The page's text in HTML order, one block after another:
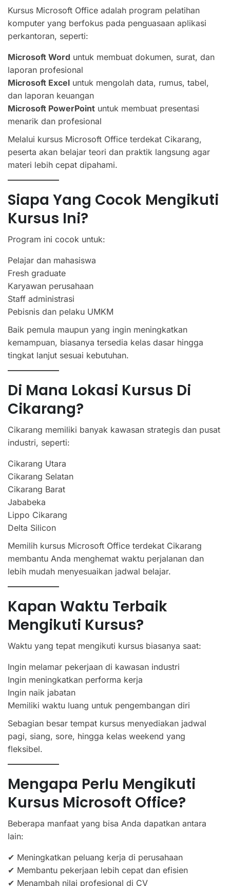
Kursus Microsoft Office adalah program pelatihan
komputer yang berfokus pada penguasaan aplikasi
perkantoran, seperti:
Microsoft Word untuk membuat dokumen, surat, dan
laporan profesional
Microsoft Excel untuk mengolah data, rumus, tabel,
dan laporan keuangan
Microsoft PowerPoint untuk membuat presentasi
menarik dan profesional
Melalui kursus Microsoft Office terdekat Cikarang,
peserta akan belajar teori dan praktik langsung agar
materi lebih cepat dipahami.
Siapa Yang Cocok Mengikuti
Kursus Ini?
Program ini cocok untuk:
Pelajar dan mahasiswa
Fresh graduate
Karyawan perusahaan
Staff administrasi
Pebisnis dan pelaku UMKM
Baik pemula maupun yang ingin meningkatkan
kemampuan, biasanya tersedia kelas dasar hingga
tingkat lanjut sesuai kebutuhan.
Di Mana Lokasi Kursus Di
Cikarang?
Cikarang memiliki banyak kawasan strategis dan pusat
industri, seperti:
Cikarang Utara
Cikarang Selatan
Cikarang Barat
Jababeka
Lippo Cikarang
Delta Silicon
Memilih kursus Microsoft Office terdekat Cikarang
membantu Anda menghemat waktu perjalanan dan
lebih mudah menyesuaikan jadwal belajar.
Kapan Waktu Terbaik
Mengikuti Kursus?
Waktu yang tepat mengikuti kursus biasanya saat:
Ingin melamar pekerjaan di kawasan industri
Ingin meningkatkan performa kerja
Ingin naik jabatan
Memiliki waktu luang untuk pengembangan diri
Sebagian besar tempat kursus menyediakan jadwal
pagi, siang, sore, hingga kelas weekend yang
fleksibel.
Mengapa Perlu Mengikuti
Kursus Microsoft Office?
Beberapa manfaat yang bisa Anda dapatkan antara
lain:
✔ Meningkatkan peluang kerja di perusahaan
✔ Membantu pekerjaan lebih cepat dan efisien
✔ Menambah nilai profesional di CV